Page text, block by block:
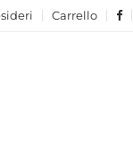
Carrello